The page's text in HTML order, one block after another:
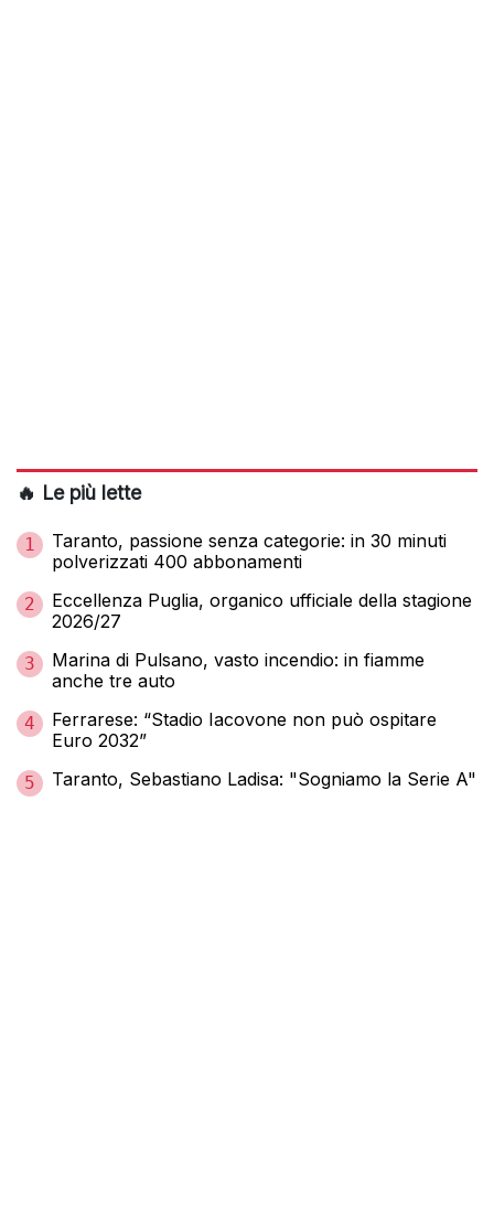
🔥 Le più lette
1
Taranto, passione senza categorie: in 30 minuti
polverizzati 400 abbonamenti
2
Eccellenza Puglia, organico ufficiale della stagione
2026/27
3
Marina di Pulsano, vasto incendio: in fiamme
anche tre auto
4
Ferrarese: “Stadio Iacovone non può ospitare
Euro 2032”
5 Taranto, Sebastiano Ladisa: "Sogniamo la Serie A"